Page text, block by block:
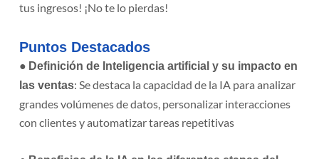
tus ingresos! ¡No te lo pierdas!
Puntos Destacados
● Definición de Inteligencia artificial y su impacto en
las ventas: Se destaca la capacidad de la IA para analizar
grandes volúmenes de datos, personalizar interacciones
con clientes y automatizar tareas repetitivas